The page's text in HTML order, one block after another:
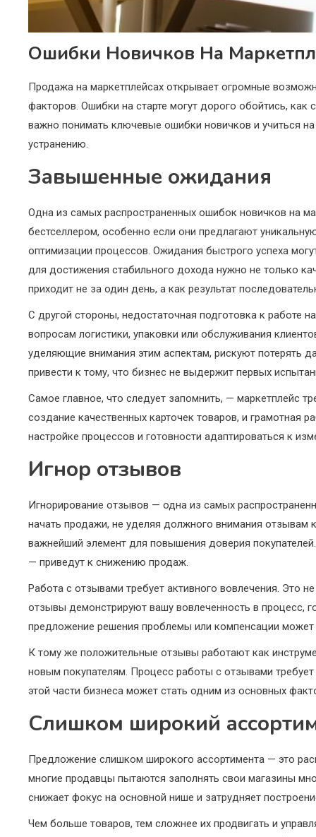
Ошибки Новичков На
Продажа на маркетплейсах открывает огромные
факторов. Ошибки на старте могут дорого обойтись, как
важно понимать ключевые ошибки новичков и учиться
устранению.
Завышенные ожидания
Одна из самых распространенных ошибок новичков на
бестселлером, особенно если они предлагают
оптимизации процессов. Ожидания быстрого успеха
для достижения стабильного дохода нужно не только
приходит не за один день, а как результат
С другой стороны, недостаточная подготовка к работе
вопросам логистики, упаковки или обслуживания
уделяющие внимания этим аспектам, рискуют потерять
привести к тому, что бизнес не выдержит первых
Самое главное, что следует запомнить, — маркетплейс
создание качественных карточек товаров, и грамотная
настройке процессов и готовности адаптироваться к
Игнор отзывов
Игнорирование отзывов — одна из самых
начать продажи, не уделяя должного внимания отзывам
важнейший элемент для повышения доверия
— приведут к снижению продаж.
Работа с отзывами требует активного вовлечения. Это
отзывы демонстрируют вашу вовлеченность в процесс,
предложение решения проблемы или компенсации может
К тому же положительные отзывы работают как
новым покупателям. Процесс работы с отзывами
этой части бизнеса может стать одним из основных
Слишком широкий
Предложение слишком широкого ассортимента — это
многие продавцы пытаются заполнять свои магазины
снижает фокус на основной нише и затрудняет
Чем больше товаров, тем сложнее их продвигать и